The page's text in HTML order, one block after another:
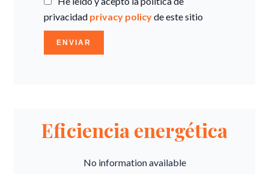
privacidad privacy policyde este sitio
ENVIAR
Eficiencia energética
No information available